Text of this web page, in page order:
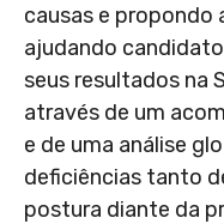
causas e propondo
ajudando
seus resultados na
através de um
e de uma análise
deficiências tanto
postura diante da